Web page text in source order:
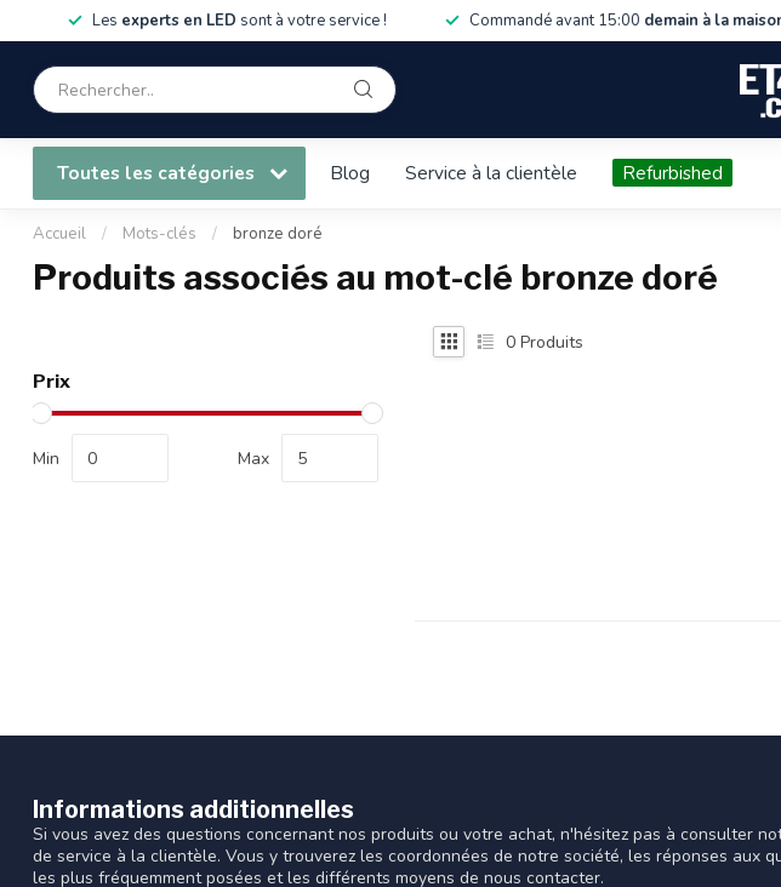
Les experts en LED sont à votre service ! Commandé avant 15:00 demain à la
Toutes les catégories Blog Service à la clientèle Refurbished
Accueil / Mots-clés / bronze doré
Produits associés au mot-clé bronze doré
Prix
Min Max
0 Produits
Informations additionnelles
Si vous avez des questions concernant nos produits ou votre achat, n'hésitez pas à consulter
de service à la clientèle. Vous y trouverez les coordonnées de notre société, les réponses aux
les plus fréquemment posées et les différents moyens de nous contacter.